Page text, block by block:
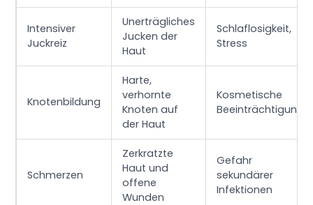
Intensiver
Juckreiz
Unerträgliches
Jucken der
Haut
Schlaflosigkeit,
Stress
Knotenbildung
Harte,
verhornte
Knoten auf
der Haut
Kosmetische
Beeinträchtigung
Schmerzen
Zerkratzte
Haut und
offene
Wunden
Gefahr
sekundärer
Infektionen